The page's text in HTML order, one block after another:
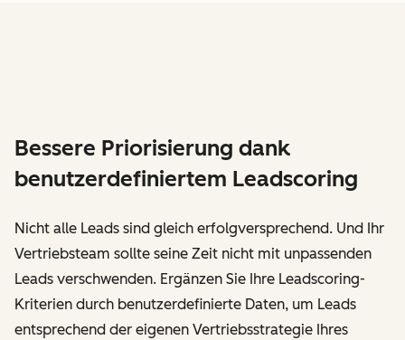
Bessere Priorisierung dank
benutzerdefiniertem Leadscoring
Nicht alle Leads sind gleich erfolgversprechend. Und Ihr
Vertriebsteam sollte seine Zeit nicht mit unpassenden
Leads verschwenden. Ergänzen Sie Ihre Leadscoring-
Kriterien durch benutzerdefinierte Daten, um Leads
entsprechend der eigenen Vertriebsstrategie Ihres